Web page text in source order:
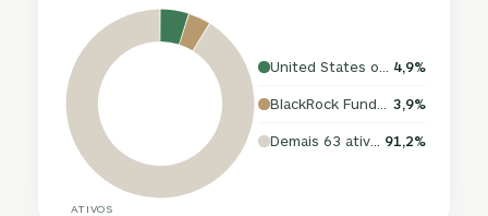
ATIVOS
4,9%
3,9%
91,2%